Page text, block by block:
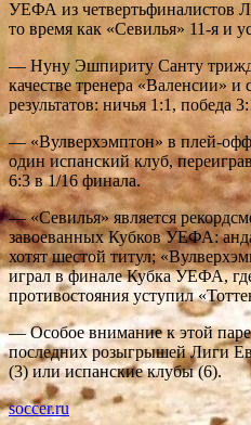
УЕФА из четвертьфиналистов
то время как «Севилья» 11-я и
— Нуну Эшпириту Санту
качестве тренера «Валенсии»
результатов: ничья 1:1, победа
— «Вулверхэмптон» в плей-
один испанский клуб,
6:3 в 1/16 финала.
— «Севилья» является
завоеванных Кубков УЕФА:
хотят шестой титул;
играл в финале Кубка УЕФА,
противостояния уступил
— Особое внимание к этой
последних розыгрышей Лиги
(3) или испанские клубы (6).
soccer.ru